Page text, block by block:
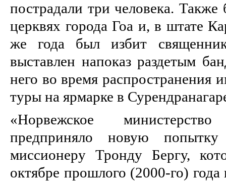
постра­дали три человека.
церквях города Гоа и, в штате
же года был избит
выставлен напоказ раздетым
него во время распрост­ранения
туры на ярмарке в
«Норвежское
предприняло новую
миссионеру Тронду Бергу,
октябре прошлого (2000-го)